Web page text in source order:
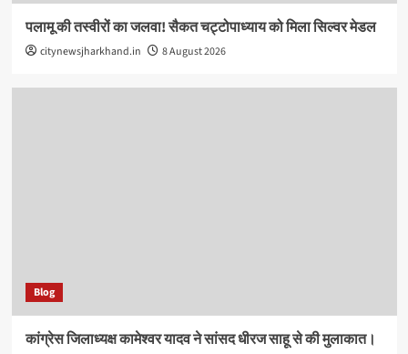
पलामू की तस्वीरों का जलवा! सैकत चट्टोपाध्याय को मिला सिल्वर मेडल
citynewsjharkhand.in 8 August 2026
Blog
कांग्रेस जिलाध्यक्ष कामेश्वर यादव ने सांसद धीरज साहू से की मुलाकात।